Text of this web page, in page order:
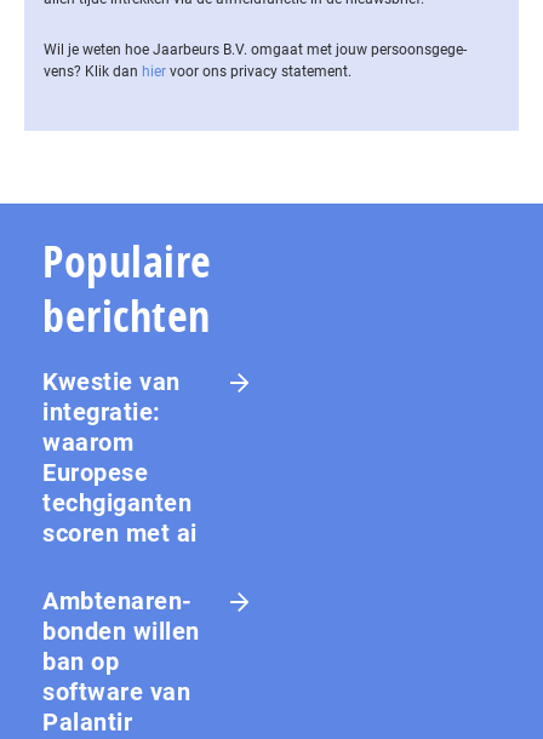
Wil je weten hoe Jaarbeurs B.V. omgaat met jouw per­soons­ge­ge­
vens? Klik dan hier voor ons privacy statement.
Populaire
berichten
Kwestie van
integratie:
waarom
Europese
techgiganten
scoren met ai
Amb­te­na­ren­
bon­den willen
ban op
software van
Palantir